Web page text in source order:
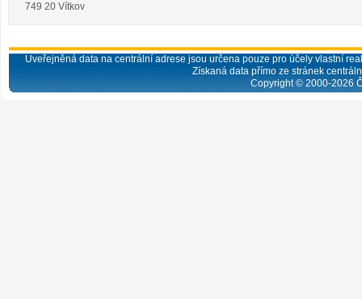
749 20 Vítkov
Uveřejněná data na centrální adrese jsou určena pouze pro účely vlastní
Získaná data přímo ze stránek
Copyright © 2000-2026